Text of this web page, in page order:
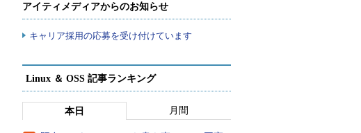
アイティメディアからのお知らせ
キャリア採用の応募を受け付けています
Linux ＆ OSS 記事ランキング
本日 月間